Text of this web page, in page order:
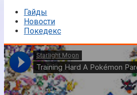
Гайды
Новости
Покедекс